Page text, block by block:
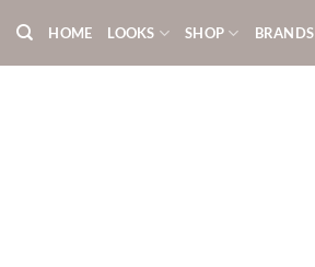
Inhalt
springen
HOME LOOKS SHOP BRANDS